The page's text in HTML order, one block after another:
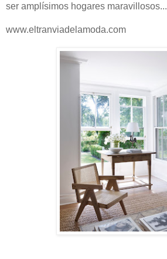
ser amplísimos hogares maravillosos...
www.eltranviadelamoda.com